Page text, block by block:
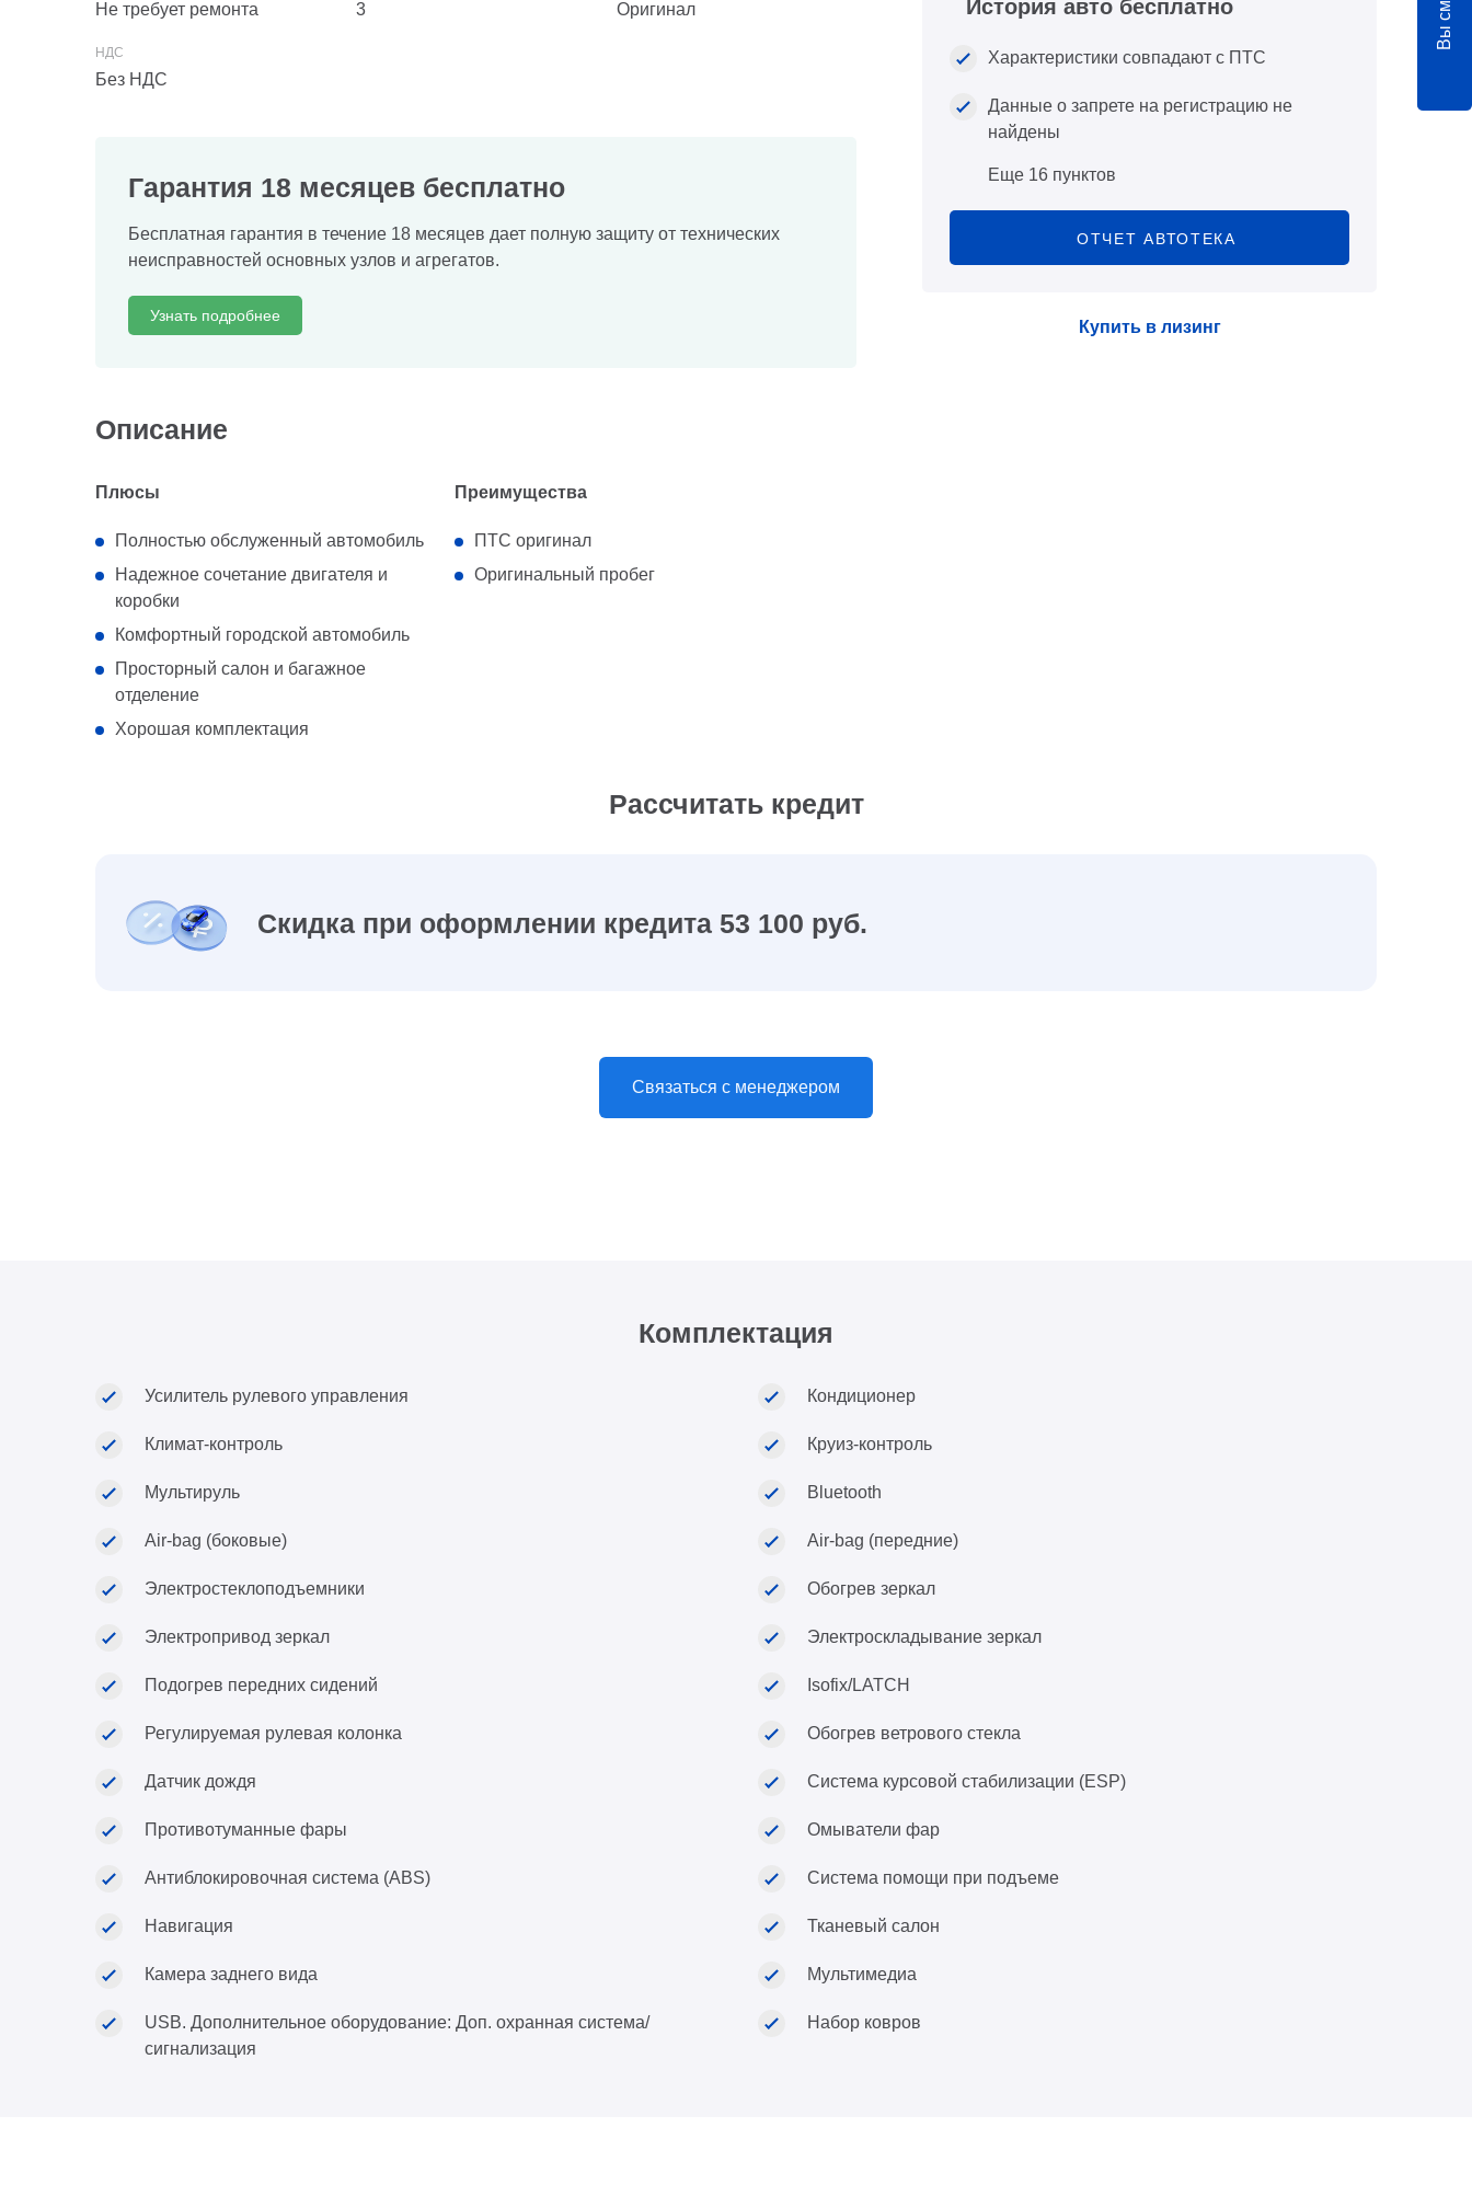
Не требует ремонта 3 Оригинал
Без НДС
Гарантия 18 месяцев бесплатно
Бесплатная гарантия в течение 18 месяцев дает полную защиту от технических
неисправностей основных узлов и агрегатов.
Узнать подробнее
Описание
Плюсы
Полностью обслуженный автомобиль
Надежное сочетание двигателя и
коробки
Комфортный городской автомобиль
Просторный салон и багажное
отделение
Хорошая комплектация
Преимущества
ПТС оригинал
Оригинальный пробег
История авто бесплатно
Характеристики совпадают с ПТС
Данные о запрете на регистрацию не
найдены
Еще 16 пунктов
ОТЧЕТ АВТОТЕКА
Купить в лизинг
Рассчитать кредит
Скидка при оформлении кредита 53 100 руб.
Связаться с менеджером
Комплектация
Усилитель рулевого управления Кондиционер
Климат-контроль Круиз-контроль
Мультируль Bluetooth
Air-bag (боковые) Air-bag (передние)
Электростеклоподъемники Обогрев зеркал
Электропривод зеркал Электроскладывание зеркал
Подогрев передних сидений Isofix/LATCH
Регулируемая рулевая колонка Обогрев ветрового стекла
Датчик дождя Система курсовой стабилизации (ESP)
Противотуманные фары Омыватели фар
Антиблокировочная система (ABS) Система помощи при подъеме
Навигация Тканевый салон
Камера заднего вида Мультимедиа
USB. Дополнительное оборудование: Доп. охранная система/
сигнализация
Набор ковров